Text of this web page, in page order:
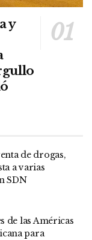
y
de drogas,
a varias
SDN
de las Américas
para